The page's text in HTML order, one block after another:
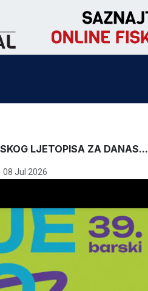
LJETOPISA ZA DANAS...
08 Jul 2026